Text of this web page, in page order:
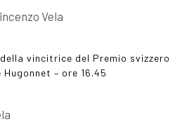
Vela
vincitrice del Premio svizzero
– ore 16.45